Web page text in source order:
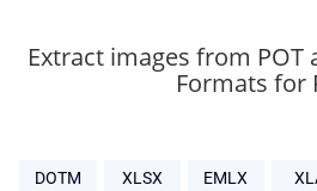
Extract images from POT
Formats for
DOTM XLSX EMLX